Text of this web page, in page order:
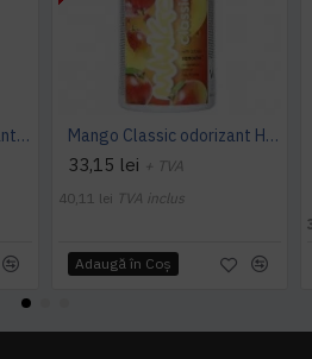
Lavender Island Odorizant Maxi 243ml Hygiene4You Mango Classic odorizant Hygiene 4 You
33,15 lei + TVA
40,11 lei TVA inclus
Adaugă în Coş